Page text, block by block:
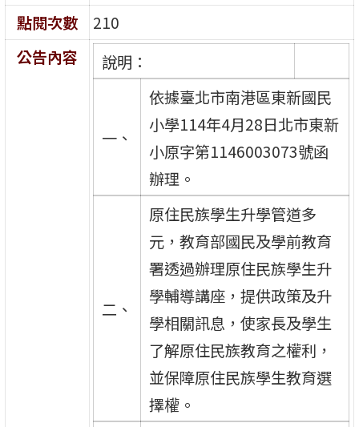
點閱次數
210
公告內容
說明：
一、
依據臺北市南港區東新國民
小學114年4月28日北市東新
小原字第1146003073號函
辦理。
二、
原住民族學生升學管道多
元，教育部國民及學前教育
署透過辦理原住民族學生升
學輔導講座，提供政策及升
學相關訊息，使家長及學生
了解原住民族教育之權利，
並保障原住民族學生教育選
擇權。